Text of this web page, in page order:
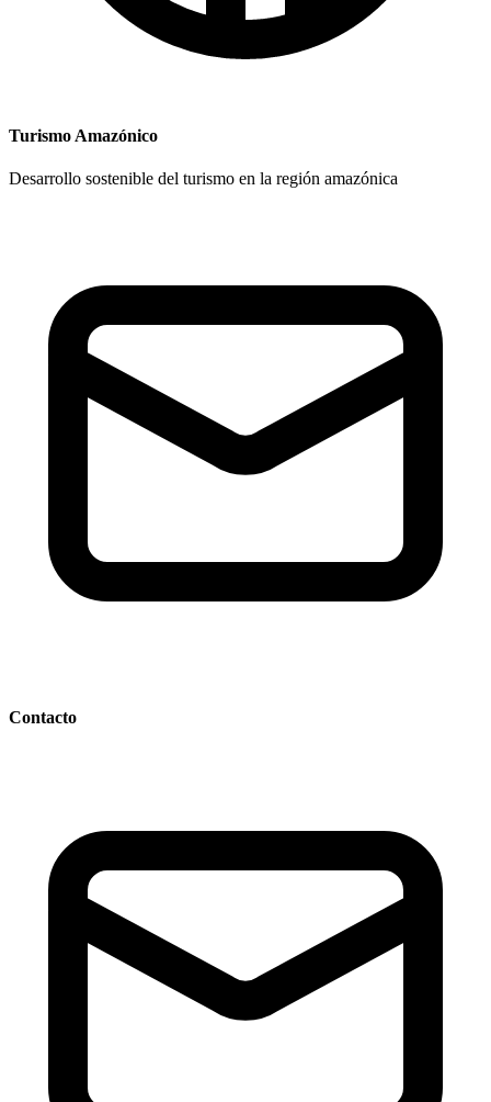
Turismo Amazónico
Desarrollo sostenible del turismo en la región amazónica
Contacto